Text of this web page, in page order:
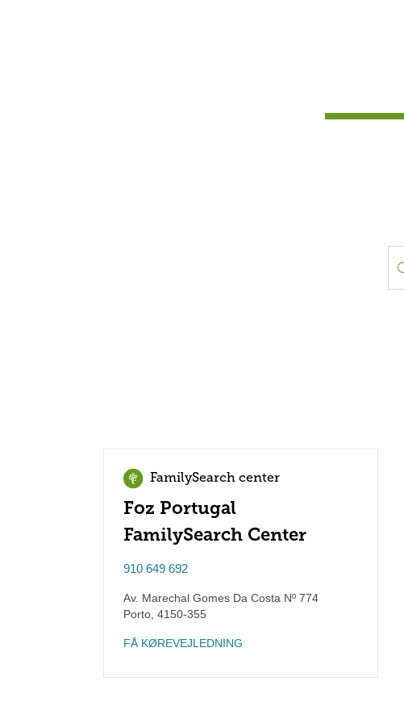
FamilySearch center
Foz Portugal
FamilySearch Center
910 649 692
Av. Marechal Gomes Da Costa Nº 774
Porto 4150-355
FÅ KØREVEJLEDNING